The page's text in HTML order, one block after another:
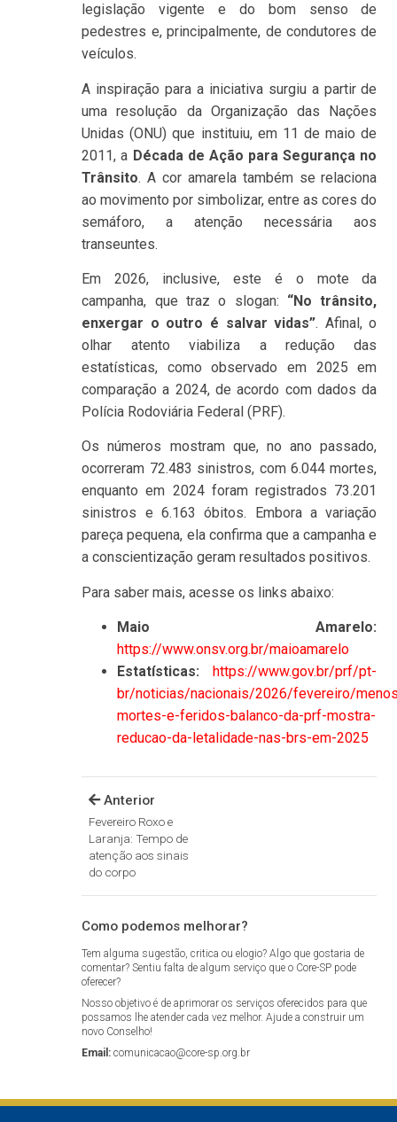
legislação vigente e do bom senso de
pedestres e, principalmente, de condutores de
veículos.
A inspiração para a iniciativa surgiu a partir de
uma resolução da Organização das Nações
Unidas (ONU) que instituiu, em 11 de maio de
2011, a Década de Ação para Segurança no
Trânsito. A cor amarela também se relaciona
ao movimento por simbolizar, entre as cores do
semáforo, a atenção necessária aos
transeuntes.
Em 2026, inclusive, este é o mote da
campanha, que traz o slogan: “No trânsito,
enxergar o outro é salvar vidas”. Afinal, o
olhar atento viabiliza a redução das
estatísticas, como observado em 2025 em
comparação a 2024, de acordo com dados da
Polícia Rodoviária Federal (PRF).
Os números mostram que, no ano passado,
ocorreram 72.483 sinistros, com 6.044 mortes,
enquanto em 2024 foram registrados 73.201
sinistros e 6.163 óbitos. Embora a variação
pareça pequena, ela confirma que a campanha e
a conscientização geram resultados positivos.
Para saber mais, acesse os links abaixo:
Maio Amarelo:
https://www.onsv.org.br/maioamarelo
Estatísticas:
https://www.gov.br/prf/pt-
br/noticias/nacionais/2026/fevereiro/
mortes-e-feridos-balanco-da-prf-mostra-
reducao-da-letalidade-nas-brs-em-2025
Anterior
Fevereiro Roxo e
Laranja: Tempo de
atenção aos sinais
do corpo
Como podemos melhorar?
Tem alguma sugestão, critica ou elogio? Algo que gostaria de
comentar? Sentiu falta de algum serviço que o Core-SP pode
oferecer?
Nosso objetivo é de aprimorar os serviços oferecidos para que
possamos lhe atender cada vez melhor. Ajude a construir um
novo Conselho!
Email: comunicacao@core-sp.org.br